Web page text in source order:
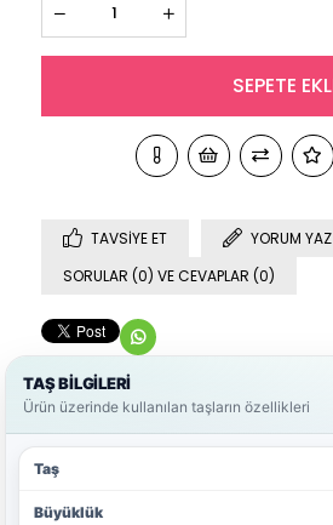
TAVSIYE ET
YORUM YAZ
SORULAR (0) VE CEVAPLAR (0)
TAŞ BİLGİLERİ
Ürün üzerinde kullanılan taşların özellikleri